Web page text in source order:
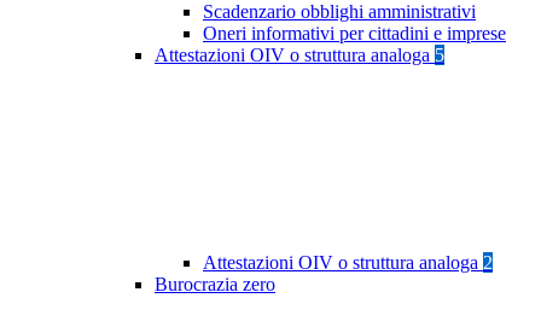
Scadenzario obblighi amministrativi
Oneri informativi per cittadini e imprese
Attestazioni OIV o struttura analoga 5
Attestazioni OIV o struttura analoga 2
Burocrazia zero